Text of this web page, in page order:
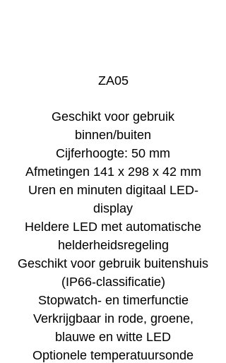
ZA05
Geschikt voor gebruik
binnen/buiten
Cijferhoogte: 50 mm
Afmetingen 141 x 298 x 42 mm
Uren en minuten digitaal LED-
display
Heldere LED met automatische
helderheidsregeling
Geschikt voor gebruik buitenshuis
(IP66-classificatie)
Stopwatch- en timerfunctie
Verkrijgbaar in rode, groene,
blauwe en witte LED
Optionele temperatuursonde